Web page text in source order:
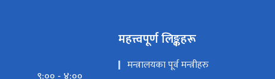
महत्त्वपूर्ण लिङ्कहरू
मन्त्रालयका पूर्व मन्त्रीहरु